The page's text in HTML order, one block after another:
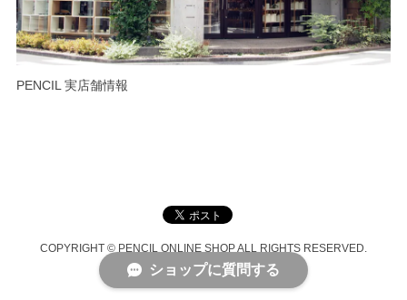
PENCIL 実店舗情報
COPYRIGHT © PENCIL ONLINE SHOP ALL RIGHTS RESERVED.
ショップに質問する